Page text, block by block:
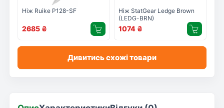
Ніж Ruike P128-SF
2685 ₴
Ніж StatGear Ledge Brown
(LEDG-BRN)
1074 ₴
Дивитись схожі товари